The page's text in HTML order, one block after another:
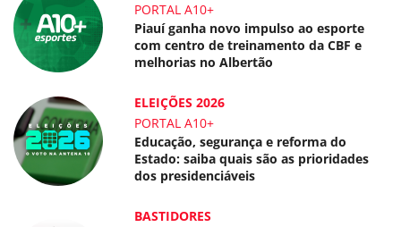
PORTAL A10+
Piauí ganha novo impulso ao esporte
com centro de treinamento da CBF e
melhorias no Albertão
ELEIÇÕES 2026
PORTAL A10+
Educação, segurança e reforma do
Estado: saiba quais são as prioridades
dos presidenciáveis
BASTIDORES